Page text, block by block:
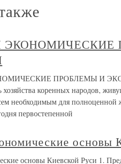
ЭКОНОМИЧЕСКИЕ
ПРОБЛЕМЫ И
хозяйства коренных народов,
необходимым для
первостепенной
основы
основы Киевской Руси 1.